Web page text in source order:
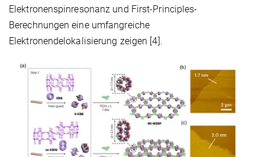
Elektronenspinresonanz und First-Principles-
Berechnungen eine umfangreiche
Elektronendelokalisierung zeigen [4].